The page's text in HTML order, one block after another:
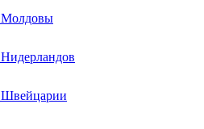
Молдовы
Швейцарии